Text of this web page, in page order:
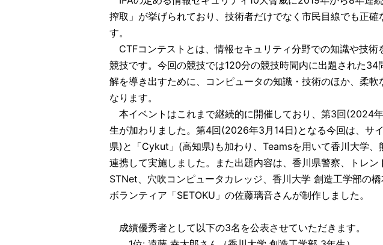
搾取」が挙げられており、技術者だけでなく市民目線でも正確
す。
CTFコンテストとは、情報セキュリティ分野での知識や技術
競技です。今回の競技では120分の競技時間内に出題された
解を導き出すために、コンピュータの知識・技術のほか、柔
なります。
本イベントはこれまで継続的に開催しており、第3回(2024
生が加わりました。第4回(2026年3月14日)となる今回は、サ
県)と「Cykut」(高知県)も加わり、Teamsを用いて香川大学
連携して実施しました。また出題内容は、香川県警察、トレ
STNet、穴吹コンピュータカレッジ、香川大学 創造工学部の
ボランティア「SETOKU」の佐藤璃音さんが制作しました。
成績優秀者として以下の3名を公表させていただきます。